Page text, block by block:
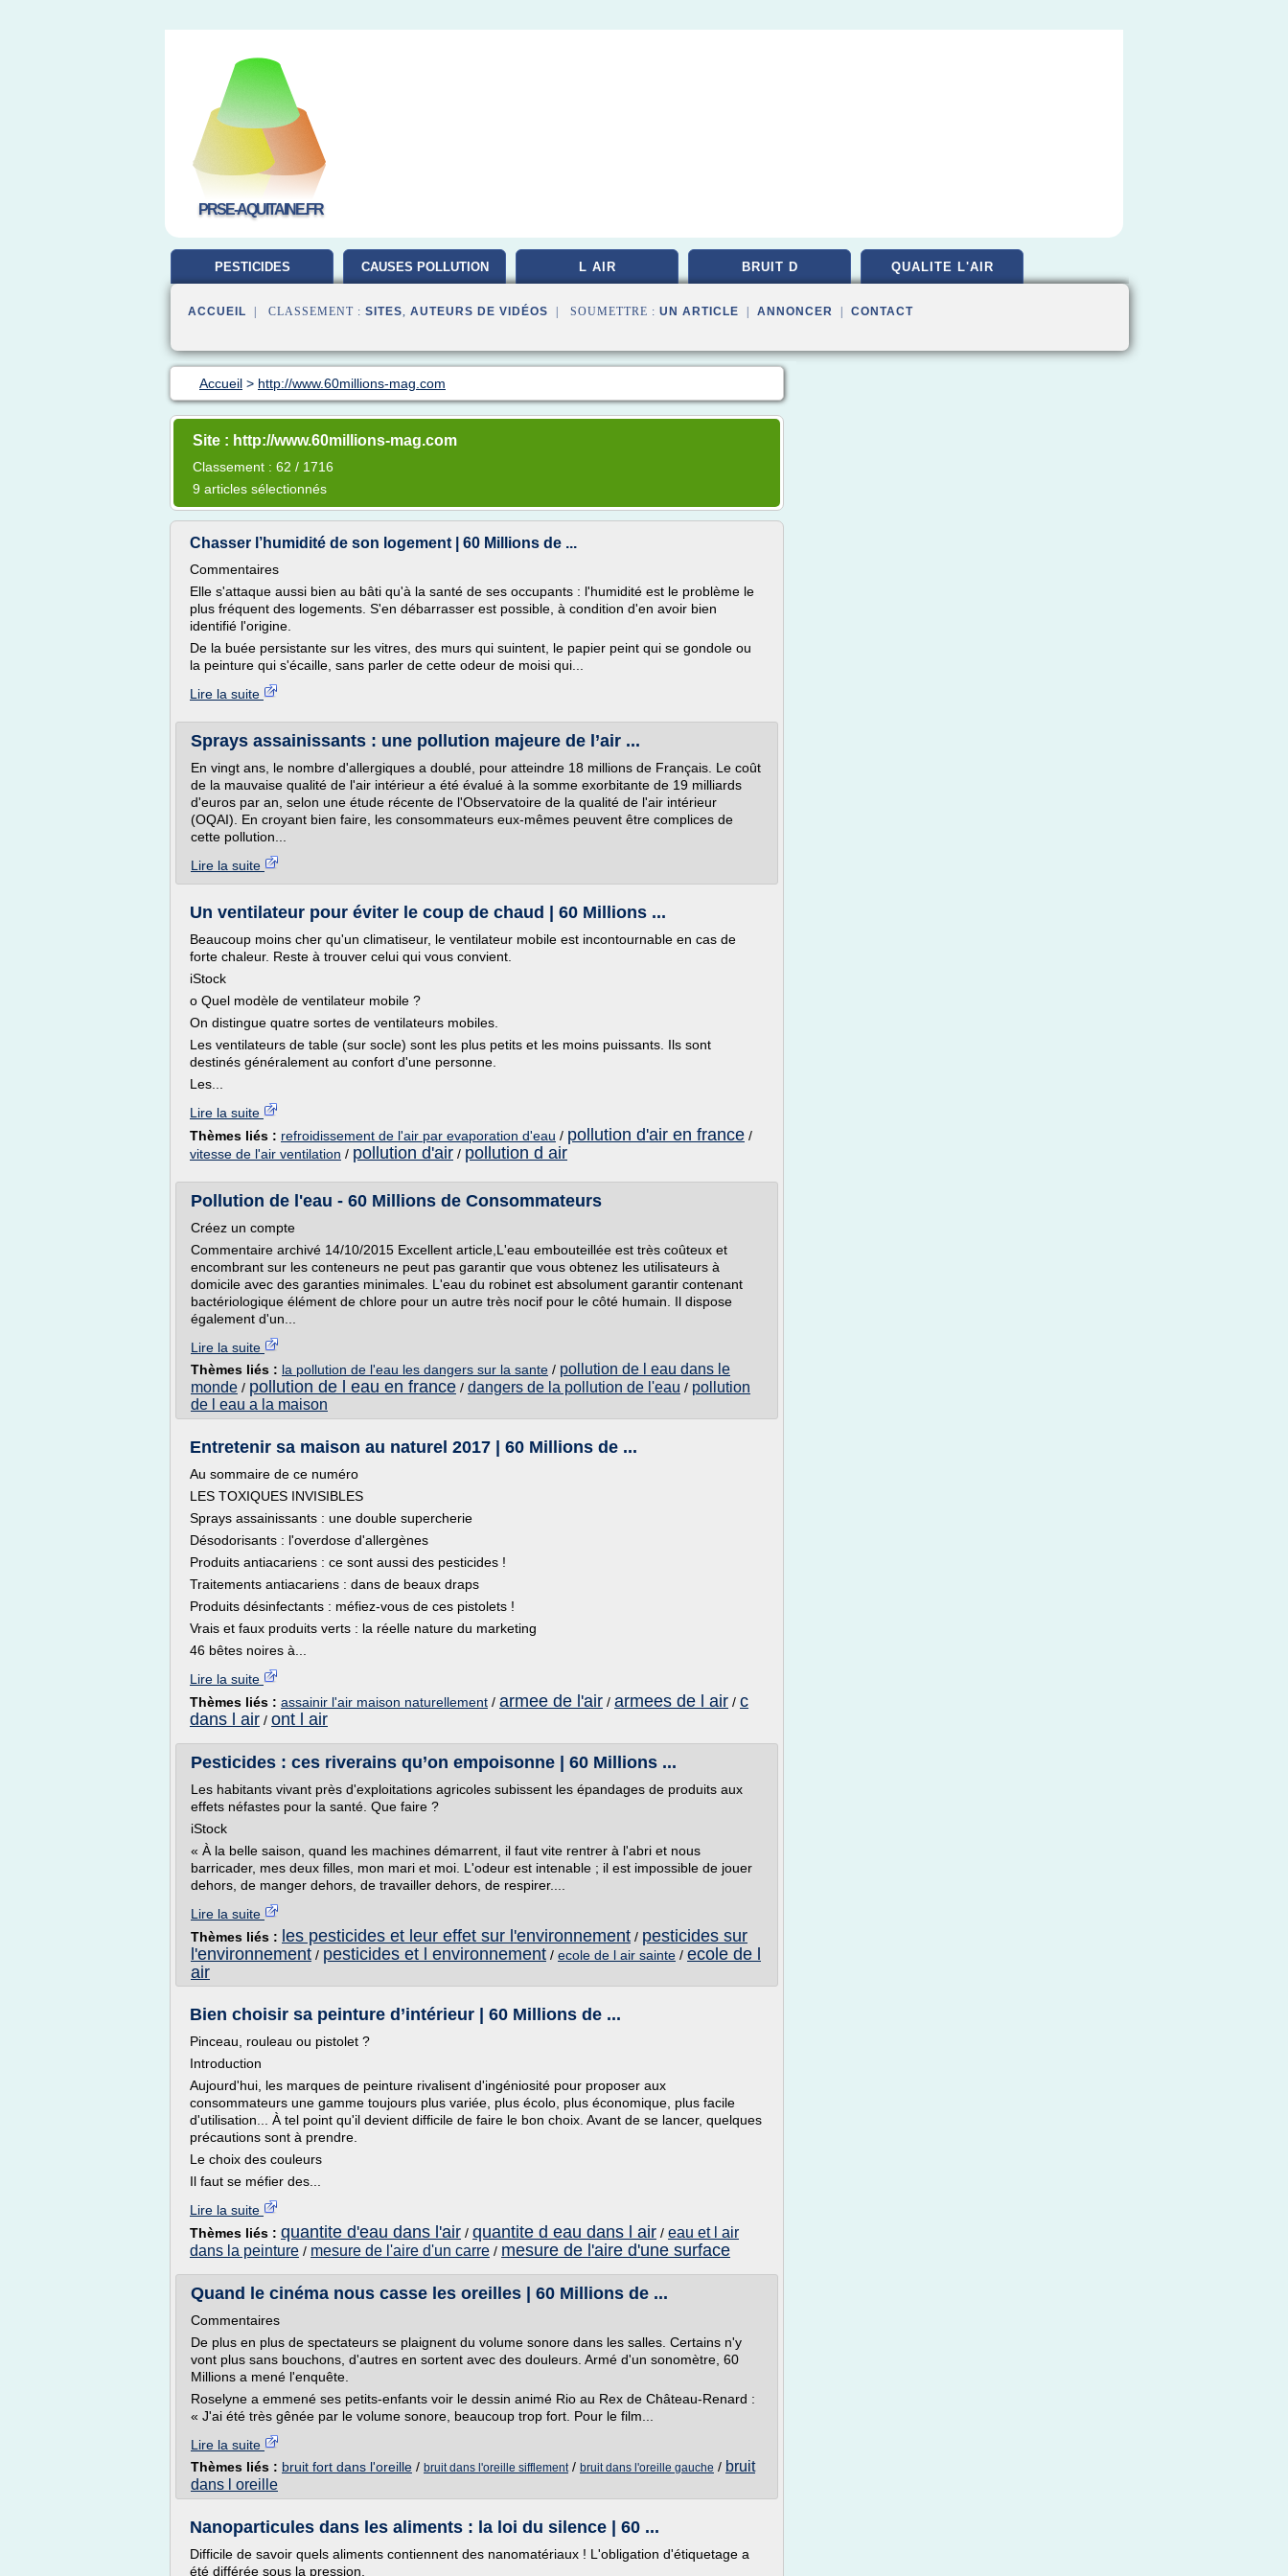
PRSE-AQUITAINE.FR
PESTICIDES CAUSES POLLUTION L AIR BRUIT D QUALITE L'AIR
ACCUEIL | CLASSEMENT : SITES, AUTEURS DE VIDÉOS | SOUMETTRE : UN ARTICLE ANNONCER CONTACT
Accueil > http://www.60millions-mag.com
Site : http://www.60millions-mag.com
Classement : 62 / 1716
9 articles sélectionnés
Chasser l’humidité de son logement | 60 Millions de ...
Commentaires
Elle s'attaque aussi bien au bâti qu'à la santé de ses occupants : l'humidité est le problème le
plus fréquent des logements. S'en débarrasser est possible, à condition d'en avoir bien
identifié l'origine.
De la buée persistante sur les vitres, des murs qui suintent, le papier peint qui se gondole ou
la peinture qui s'écaille, sans parler de cette odeur de moisi qui...
Lire la suite
Sprays assainissants : une pollution majeure de l’air ...
En vingt ans, le nombre d'allergiques a doublé, pour atteindre 18 millions de Français. Le coût
de la mauvaise qualité de l'air intérieur a été évalué à la somme exorbitante de 19 milliards
d'euros par an, selon une étude récente de l'Observatoire de la qualité de l'air intérieur
(OQAI). En croyant bien faire, les consommateurs eux-mêmes peuvent être complices de
cette pollution...
Lire la suite
Un ventilateur pour éviter le coup de chaud | 60 Millions ...
Beaucoup moins cher qu'un climatiseur, le ventilateur mobile est incontournable en cas de
forte chaleur. Reste à trouver celui qui vous convient.
iStock
o Quel modèle de ventilateur mobile ?
On distingue quatre sortes de ventilateurs mobiles.
Les ventilateurs de table (sur socle) sont les plus petits et les moins puissants. Ils sont
destinés généralement au confort d'une personne.
Les...
Lire la suite
Thèmes liés : refroidissement de l'air par evaporation d'eau / pollution d'air en france /
vitesse de l'air ventilation / pollution d'air / pollution d air
Pollution de l'eau - 60 Millions de Consommateurs
Créez un compte
Commentaire archivé 14/10/2015 Excellent article,L'eau embouteillée est très coûteux et
encombrant sur les conteneurs ne peut pas garantir que vous obtenez les utilisateurs à
domicile avec des garanties minimales. L'eau du robinet est absolument garantir contenant
bactériologique élément de chlore pour un autre très nocif pour le côté humain. Il dispose
également d'un...
Lire la suite
Thèmes liés : la pollution de l'eau les dangers sur la sante / pollution de l eau dans le
monde / pollution de l eau en france / dangers de la pollution de l'eau / pollution
de l eau a la maison
Entretenir sa maison au naturel 2017 | 60 Millions de ...
Au sommaire de ce numéro
LES TOXIQUES INVISIBLES
Sprays assainissants : une double supercherie
Désodorisants : l'overdose d'allergènes
Produits antiacariens : ce sont aussi des pesticides !
Traitements antiacariens : dans de beaux draps
Produits désinfectants : méfiez-vous de ces pistolets !
Vrais et faux produits verts : la réelle nature du marketing
46 bêtes noires à...
Lire la suite
Thèmes liés : assainir l'air maison naturellement / armee de l'air / armees de l air / c
dans l air / ont l air
Pesticides : ces riverains qu’on empoisonne | 60 Millions ...
Les habitants vivant près d'exploitations agricoles subissent les épandages de produits aux
effets néfastes pour la santé. Que faire ?
iStock
« À la belle saison, quand les machines démarrent, il faut vite rentrer à l'abri et nous
barricader, mes deux filles, mon mari et moi. L'odeur est intenable ; il est impossible de jouer
dehors, de manger dehors, de travailler dehors, de respirer....
Lire la suite
Thèmes liés : les pesticides et leur effet sur l'environnement / pesticides sur
l'environnement / pesticides et l environnement / ecole de l air sainte / ecole de l
air
Bien choisir sa peinture d’intérieur | 60 Millions de ...
Pinceau, rouleau ou pistolet ?
Introduction
Aujourd'hui, les marques de peinture rivalisent d'ingéniosité pour proposer aux
consommateurs une gamme toujours plus variée, plus écolo, plus économique, plus facile
d'utilisation... À tel point qu'il devient difficile de faire le bon choix. Avant de se lancer, quelques
précautions sont à prendre.
Le choix des couleurs
Il faut se méfier des...
Lire la suite
Thèmes liés : quantite d'eau dans l'air / quantite d eau dans l air / eau et l air
dans la peinture / mesure de l'aire d'un carre / mesure de l'aire d'une surface
Quand le cinéma nous casse les oreilles | 60 Millions de ...
Commentaires
De plus en plus de spectateurs se plaignent du volume sonore dans les salles. Certains n'y
vont plus sans bouchons, d'autres en sortent avec des douleurs. Armé d'un sonomètre, 60
Millions a mené l'enquête.
Roselyne a emmené ses petits-enfants voir le dessin animé Rio au Rex de Château-Renard :
« J'ai été très gênée par le volume sonore, beaucoup trop fort. Pour le film...
Lire la suite
Thèmes liés : bruit fort dans l'oreille / bruit dans l'oreille sifflement/ bruit dans l'oreille gauche / bruit
dans l oreille
Nanoparticules dans les aliments : la loi du silence | 60 ...
Difficile de savoir quels aliments contiennent des nanomatériaux ! L'obligation d'étiquetage a
été différée sous la pression.